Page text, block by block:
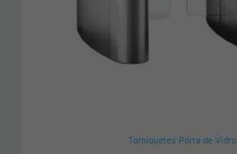
Torniquetes Porta de Vidro